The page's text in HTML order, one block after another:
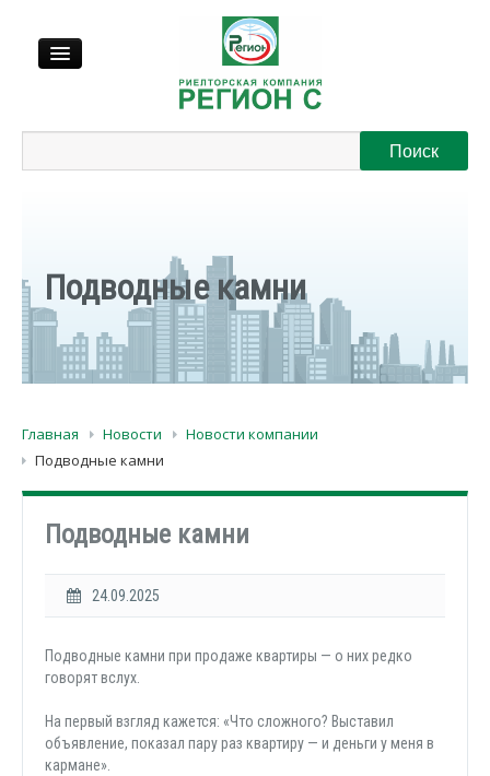
Регионы
Подводные камни
Главная Новости
Новости компании
Подводные камни
Подводные камни
24.09.2025
Подводные камни при продаже квартиры — о них редко
говорят вслух.
На первый взгляд кажется: «Что сложного? Выставил
объявление, показал пару раз квартиру — и деньги у меня в
кармане».